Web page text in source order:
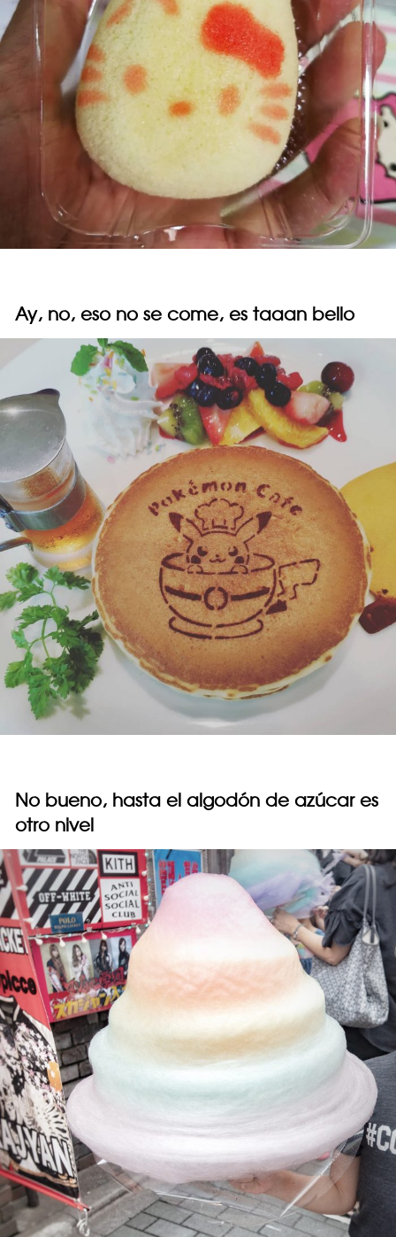
Ay, no, eso no se come, es taaan bello
No bueno, hasta el algodón de azúcar es
otro nivel